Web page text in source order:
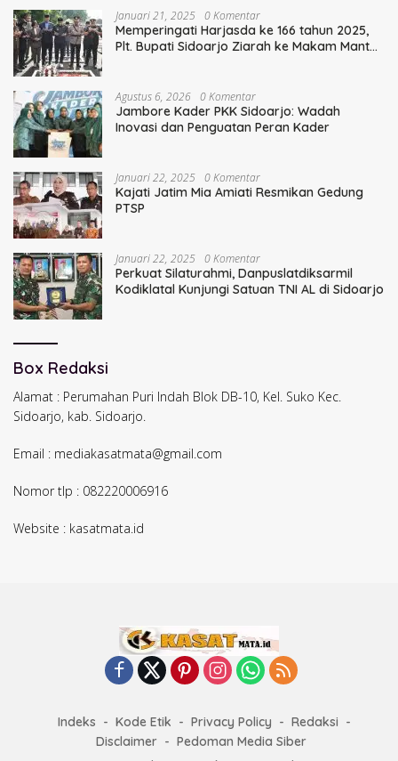
Januari 21, 2025 0 Komentar
Memperingati Harjasda ke 166 tahun 2025,
Plt. Bupati Sidoarjo Ziarah ke Makam Mantan
Agustus 6, 2026 0 Komentar
Jambore Kader PKK Sidoarjo: Wadah
Inovasi dan Penguatan Peran Kader
Januari 22, 2025 0 Komentar
Kajati Jatim Mia Amiati Resmikan Gedung
PTSP
Januari 22, 2025 0 Komentar
Perkuat Silaturahmi, Danpuslatdiksarmil
Kodiklatal Kunjungi Satuan TNI AL di Sidoarjo
Box Redaksi
Alamat : Perumahan Puri Indah Blok DB-10, Kel. Suko Kec.
Sidoarjo, kab. Sidoarjo.
Email : mediakasatmata@gmail.com
Nomor tlp : 082220006916
Website : kasatmata.id
Indeks Kode Etik Privacy Policy
Redaksi
Disclaimer
Pedoman Media Siber